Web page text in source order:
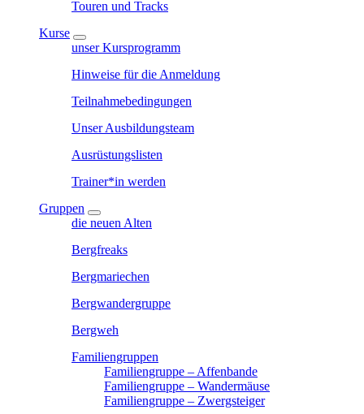
Touren und Tracks
Kurse
unser Kursprogramm
Hinweise für die Anmeldung
Teilnahmebedingungen
Unser Ausbildungsteam
Ausrüstungslisten
Trainer*in werden
Gruppen
die neuen Alten
Bergfreaks
Bergmariechen
Bergwandergruppe
Bergweh
Familiengruppen
Familiengruppe – Affenbande
Familiengruppe – Wandermäuse
Familiengruppe – Zwergsteiger